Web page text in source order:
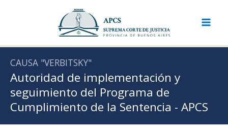
CAUSA "VERBITSKY"
Autoridad de implementación y
seguimiento del Programa de
Cumplimiento de la Sentencia - APCS